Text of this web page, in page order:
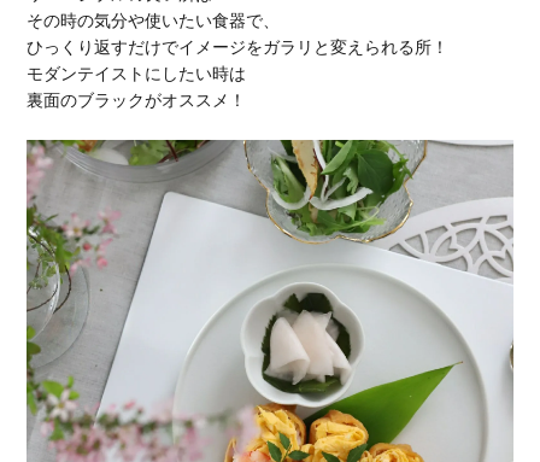
その時の気分や使いたい食器で、
ひっくり返すだけでイメージをガラリと変えられる所！
モダンテイストにしたい時は
裏面のブラックがオススメ！